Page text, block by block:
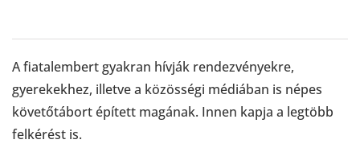
A fiatalembert gyakran hívják rendezvényekre,
gyerekekhez, illetve a közösségi médiában is népes
követőtábort épített magának. Innen kapja a legtöbb
felkérést is.